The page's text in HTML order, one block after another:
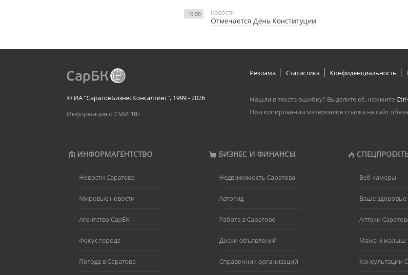
10:00 НОВОСТИ
Отмечается День Конституции
© ИА "СаратовБизнесКонсалтинг", 1999 - 2026
Информация о СМИ 18+
Реклама Статистика Конфиденциальность
Нашли в тексте ошибку? Выделите её, нажмите
При копировании материалов ссылка на сайт
ИНФОРМАГЕНТСТВО БИЗНЕС И ФИНАНСЫ
Новости Саратова
Мировые новости
Агентство СарБК
Фокус города
Погода в Саратове
Недвижимость Саратова
Автогид
Работа в Саратове
Доски объявлений
Справочник организаций
Веб-камеры
Ваше здоровье
Аптеки
Мама и малыш
Консультации